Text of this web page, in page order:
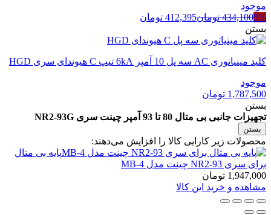
موجود
5%
434,100 تومان412,395 تومان
بستن
کلید مینیاتوری AC سه پل 10 آمپر 6kA تیپ C هیوندای سری HGD
موجود
1,787,500 تومان
بستن
تجهیزات جانبی بی متال 80 تا 93 آمپر چینت سری NR2-93G
بستن
محصولات زیر کارایی کالا را افزایش می‌دهند:
پایه بی متال
برای سری NR2-93 چینت مدل MB-4
1,947,000 تومان
مشاهده و خرید این کالا